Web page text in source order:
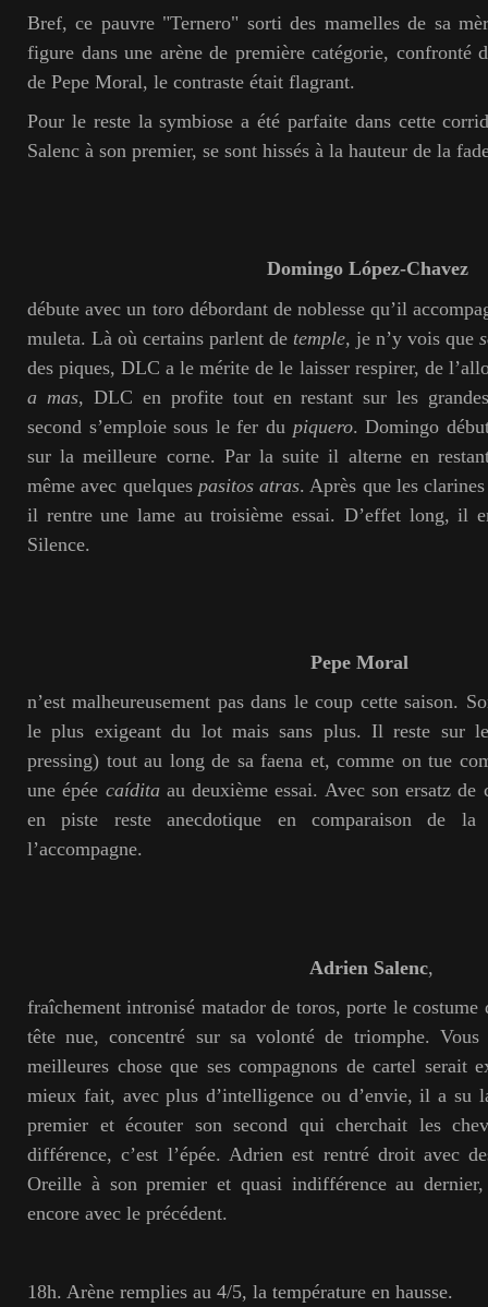
Bref, ce pauvre "Ternero" sorti des mamelles de sa
figure dans une arène de première catégorie, confronté
de Pepe Moral, le contraste était flagrant.
Pour le reste la symbiose a été parfaite dans cette
Salenc à son premier, se sont hissés à la hauteur de la
Domingo López-Chavez
débute avec un toro débordant de noblesse qu’il
muleta. Là où certains parlent de temple, je n’y vois que
des piques, DLC a le mérite de le laisser respirer, de
a mas, DLC en profite tout en restant sur les
second s’emploie sous le fer du piquero. Domingo
sur la meilleure corne. Par la suite il alterne en
même avec quelques pasitos atras. Après que les
il rentre une lame au troisième essai. D’effet long, il
Silence.
Pepe Moral
n’est malheureusement pas dans le coup cette saison.
le plus exigeant du lot mais sans plus. Il reste sur
pressing) tout au long de sa faena et, comme on tue
une épée caíditaau deuxième essai. Avec son ersatz de
en piste reste anecdotique en comparaison de la
l’accompagne.
Adrien Salenc,
fraîchement intronisé matador de toros, porte le
tête nue, concentré sur sa volonté de triomphe.
meilleures chose que ses compagnons de cartel serait
mieux fait, avec plus d’intelligence ou d’envie, il a su
premier et écouter son second qui cherchait les
différence, c’est l’épée. Adrien est rentré droit avec
Oreille à son premier et quasi indifférence au
encore avec le précédent.
18h. Arène remplies au 4/5, la température en hausse.